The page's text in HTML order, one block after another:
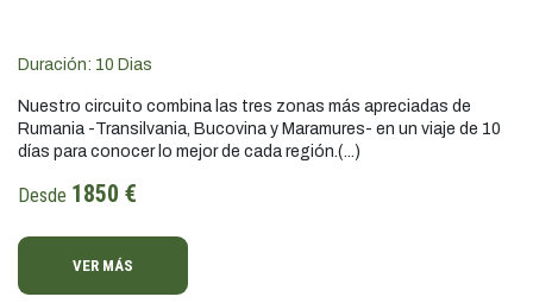
Duración: 10 Dias
Nuestro circuito combina las tres zonas más apreciadas de
Rumania -Transilvania, Bucovina y Maramures- en un viaje de 10
días para conocer lo mejor de cada región.(...)
Desde 1850 €
VER MÁS